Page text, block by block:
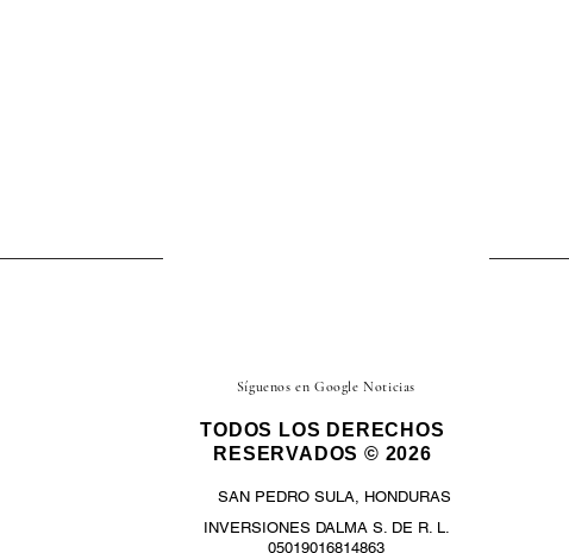
Síguenos en Google Noticias
TODOS LOS DERECHOS
RESERVADOS © 2026
SAN PEDRO SULA, HONDURAS
INVERSIONES DALMA S. DE R. L.
05019016814863